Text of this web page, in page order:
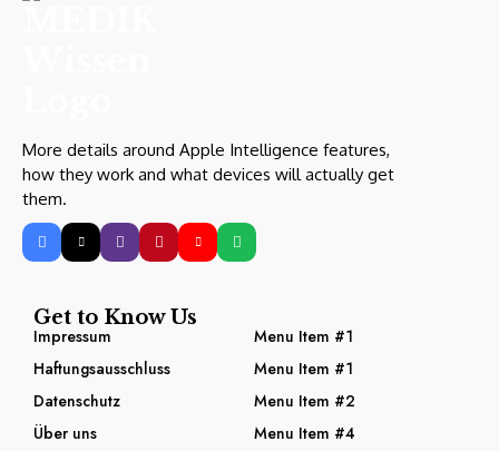
More details around Apple Intelligence features,
how they work and what devices will actually get
them.
Get to Know Us
Impressum
Menu Item #1
Haftungsausschluss
Menu Item #1
Datenschutz
Menu Item #2
Über uns
Menu Item #4